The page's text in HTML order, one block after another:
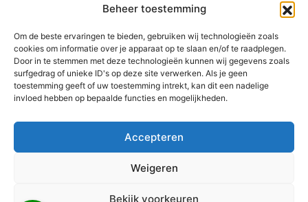
Beheer toestemming
Om de beste ervaringen te bieden, gebruiken wij technologieën zoals
cookies om informatie over je apparaat op te slaan en/of te raadplegen.
Door in te stemmen met deze technologieën kunnen wij gegevens zoals
surfgedrag of unieke ID's op deze site verwerken. Als je geen
toestemming geeft of uw toestemming intrekt, kan dit een nadelige
invloed hebben op bepaalde functies en mogelijkheden.
Accepteren
Weigeren
Bekijk voorkeuren
Website gemaakt doorArkdesign.nl